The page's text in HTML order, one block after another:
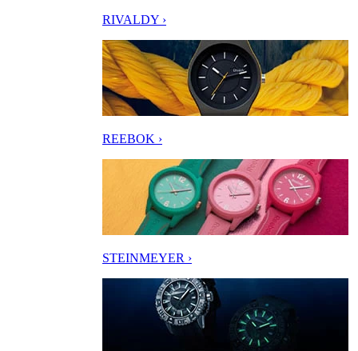
RIVALDY ›
REEBOK ›
STEINMEYER ›